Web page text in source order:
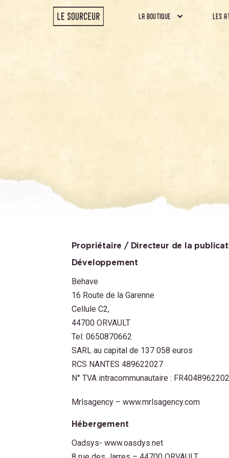
la boutique les
la boutique les
Propriétaire / Directeur de la
Développement
Behave
16 Route de la Garenne
Cellule C2,
44700 ORVAULT
Tel: 0650870662
SARL au capital de 137 058 euros
RCS NANTES 489622027
N° TVA intracommunautaire :
Mrlsagency – www.mrlsagency.com
Hébergement
Oadsys- www.oasdys.net